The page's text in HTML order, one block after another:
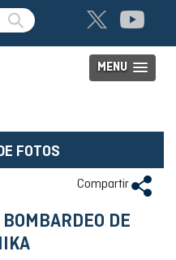
MENU
FOTOS
Compartir
DE